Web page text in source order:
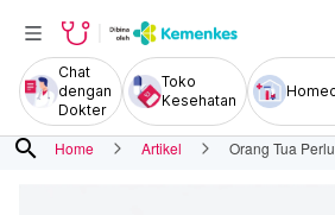
Chat
dengan
Dokter
Toko
Kesehatan
search Home Artikel Orang Tua